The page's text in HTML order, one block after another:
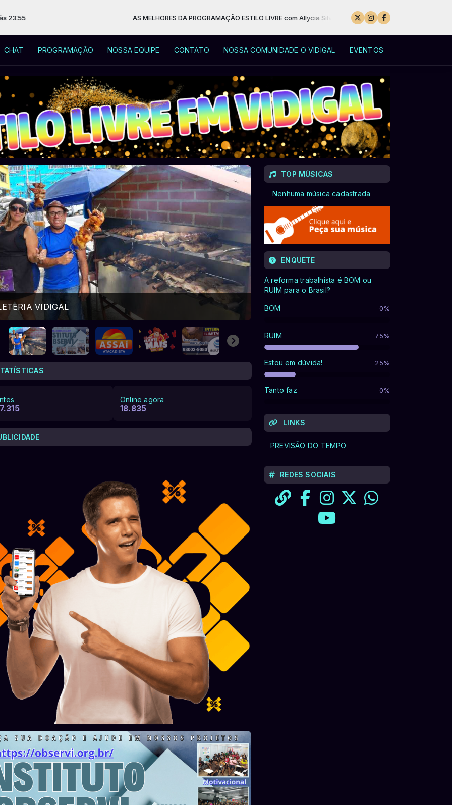
AS MELHORES DA PROGRAMAÇÃO ESTILO LIVRE com Allycia Silva das 00:00 às 23:55
CHAT PROGRAMAÇÃO NOSSA EQUIPE CONTATO NOSSA COMUNIDADE O VIDIGAL EVENTOS
VIDIGAL
Online agora
18.835
TOP MÚSICAS
Nenhuma música cadastrada
ENQUETE
A reforma trabalhista é BOM ou
RUIM para o Brasil?
BOM 0%
RUIM 75%
Estou em dúvida! 25%
Tanto faz 0%
LINKS
PREVISÃO DO TEMPO
REDES SOCIAIS